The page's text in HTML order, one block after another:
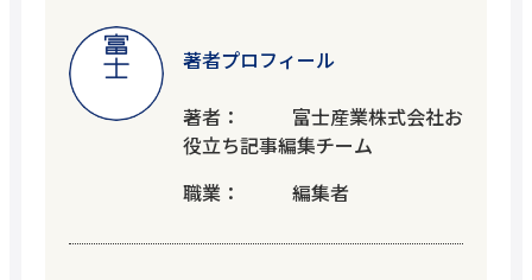
著者プロフィール
著者
富士産業株式会社お
役立ち記事編集チーム
職業
編集者